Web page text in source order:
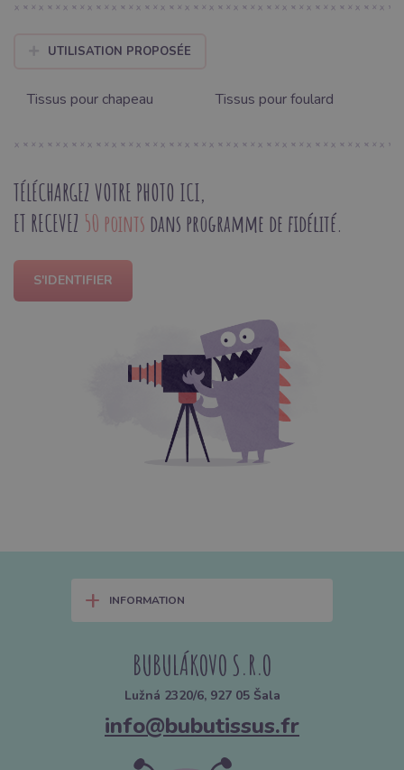
UTILISATION PROPOSÉE
Tissus pour chapeau Tissus pour foulard
TÉLÉCHARGEZ VOTRE PHOTO ICI,
ET RECEVEZ 50 points dans programme de fidélité.
S'IDENTIFIER
+ INFORMATION
BUBULÁKOVO S.R.O
Lužná 2320/6, 927 05 Šala
info@bubutissus.fr